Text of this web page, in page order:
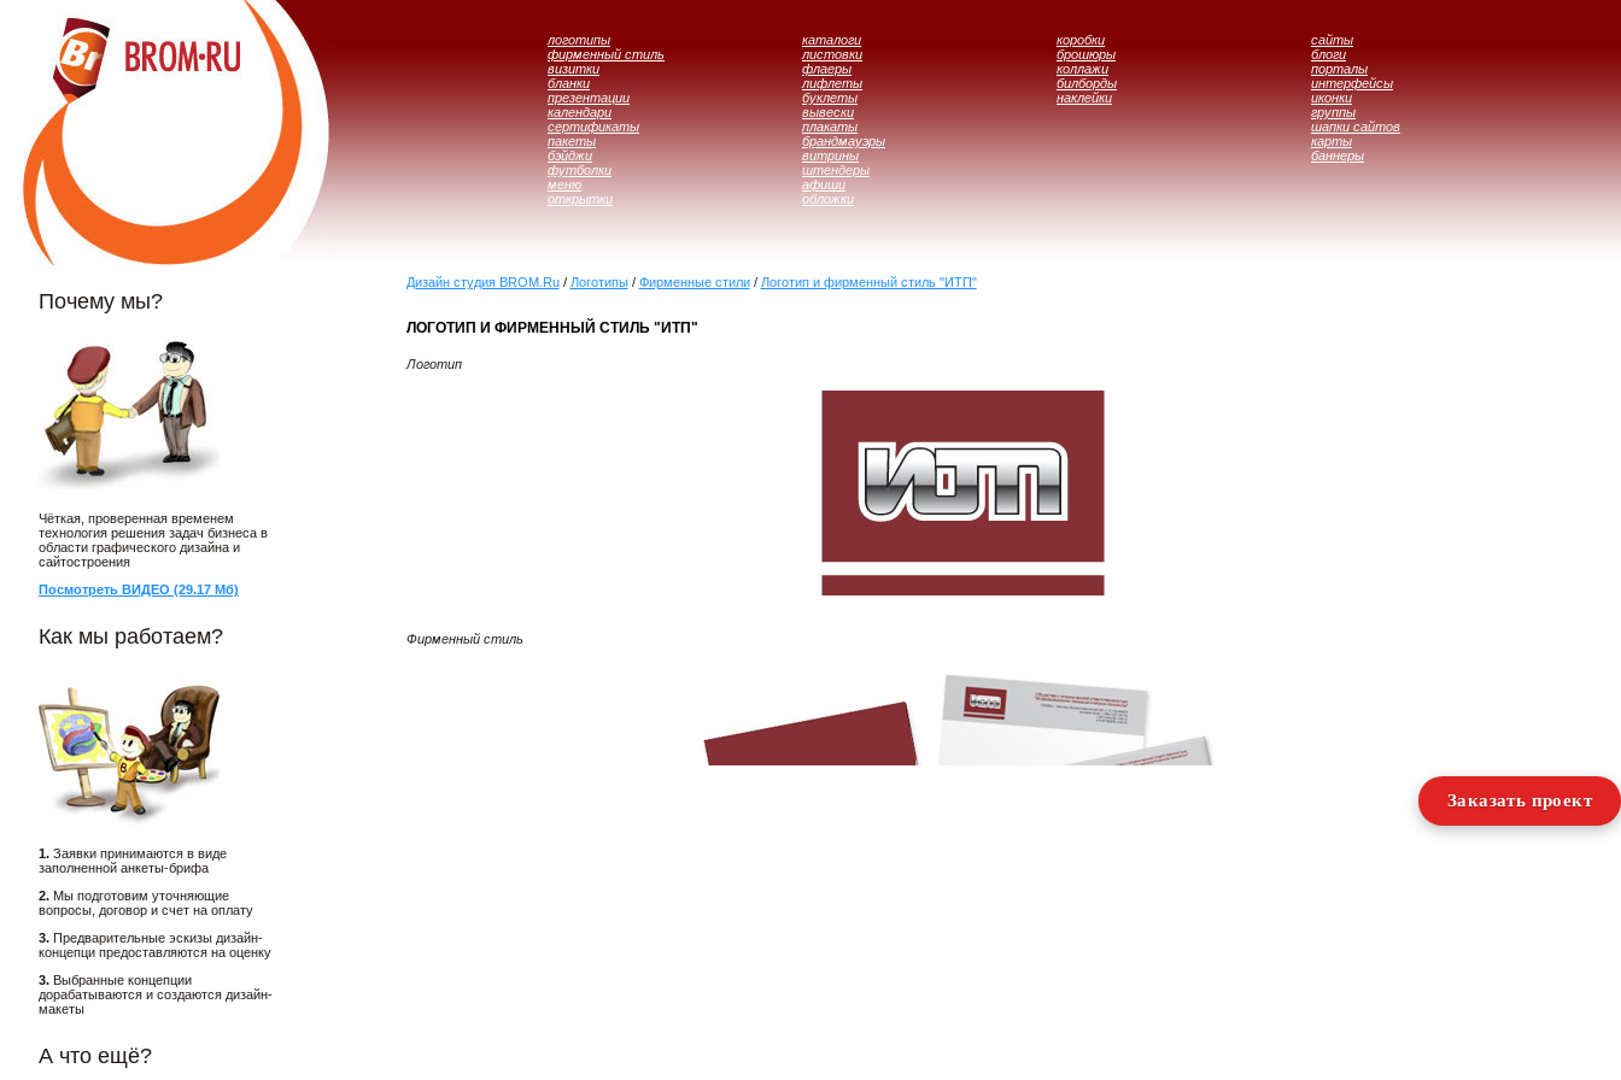
Заказать проект
логотипы
фирменный стиль
визитки
бланки
презентации
календари
сертификаты
пакеты
бэйджи
футболки
меню
открытки
каталоги
листовки
флаеры
лифлеты
буклеты
вывески
плакаты
брандмауэры
витрины
штендеры
афиши
обложки
коробки
брошюры
коллажи
билборды
наклейки
сайты
блоги
порталы
интерфейсы
иконки
группы
шапки сайтов
карты
баннеры
Почему мы?
Чёткая, проверенная временем
технология решения задач бизнеса в
области графического дизайна и
сайтостроения
Посмотреть ВИДЕО (29.17 Мб)
Как мы работаем?
1. Заявки принимаются в виде
заполненной анкеты-брифа
2. Мы подготовим уточняющие
вопросы, договор и счет на оплату
3. Предварительные эскизы дизайн-
концепци предоставляются на оценку
3. Выбранные концепции
дорабатываются и создаются дизайн-
макеты
А что ещё?
Дизайн студия BROM.Ru/ Логотипы/ Фирменные стили/ Логотип и фирменный стиль "ИТП"
ЛОГОТИП И ФИРМЕННЫЙ СТИЛЬ "ИТП"
Логотип
Фирменный стиль